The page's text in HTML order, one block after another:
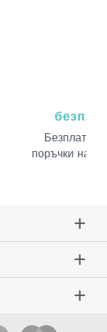
Безплатна
поръчки над